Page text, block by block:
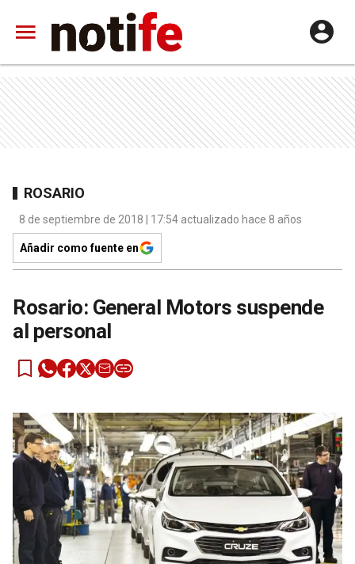
ROSARIO
8 de septiembre de 2018 | 17:54 actualizado hace 8 años
Añadir como fuente en
Rosario: General Motors suspende
al personal